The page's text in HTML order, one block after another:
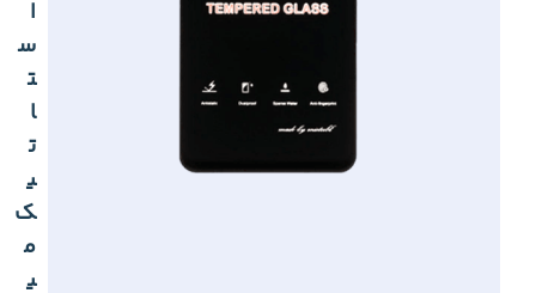
ا
س
ت
ا
ت
ی
ک
م
ی